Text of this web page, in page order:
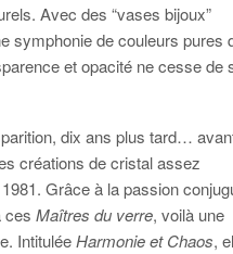
Avec des “vases bijoux”
symphonie de couleurs pures
et opacité ne cesse de
dix ans plus tard…
créations de cristal assez
Grâce à la passion
ces Maîtres du verre, voilà une
IntituléeHarmonie et Chaos,